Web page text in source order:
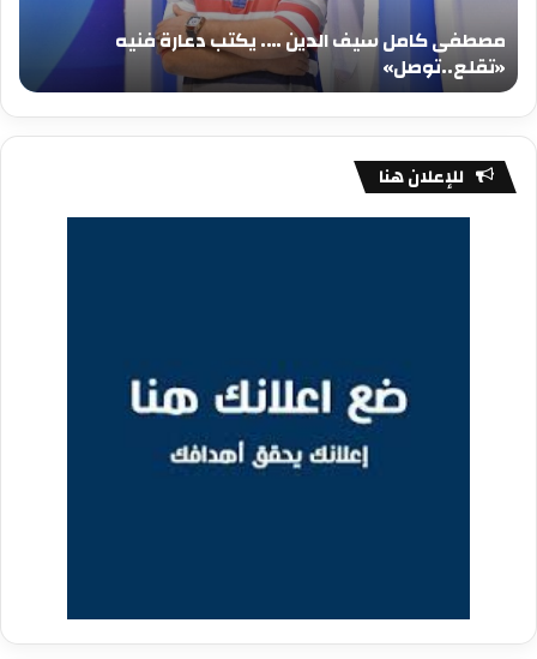
«تقلع..توصل»
مصطفى كامل سيف الدين …. يكتب دعارة فنيه
«تقلع..توصل»
للإعلان هنا